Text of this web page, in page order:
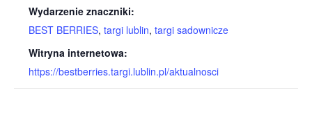
Wydarzenie znaczniki:
BEST BERRIES, targi lublin, targi sadownicze
Witryna internetowa:
https://bestberries.targi.lublin.pl/aktualnosci